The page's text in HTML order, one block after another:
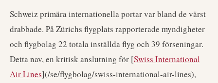
Schweiz primära internationella portar var bland de värst
drabbade. På Zürichs flygplats rapporterade myndigheter
och flygbolag 22 totala inställda flyg och 39 förseningar.
Detta nav, en kritisk anslutning för [Swiss International
Air Lines](/se/flygbolag/swiss-international-air-lines),